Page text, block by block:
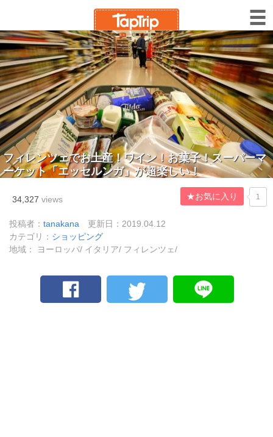
フィレンツェでお土産！ワイン！お菓子！スーパーマ
ーケット「エッセルンガ」が超楽しい！
34,327 views ★お気に入り 1
投稿者： tanakana
更新日：2019.04.12
カテゴリ： ショッピング
地域： ヨーロッパ/ イタリア/ フィレンツェ/